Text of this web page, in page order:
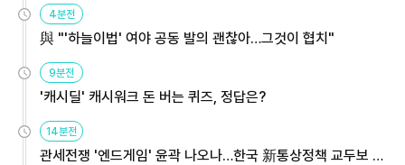
4분전
與 "'하늘이법' 여야 공동 발의 괜찮아…그것이 협치"
9분전
'캐시딜' 캐시워크 돈 버는 퀴즈, 정답은?
14분전
관세전쟁 '엔드게임' 윤곽 나오나…한국 新통상정책 교두보 활